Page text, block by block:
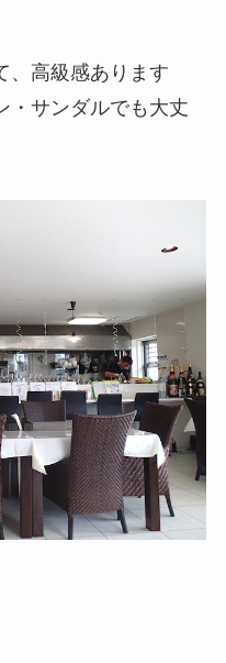
、高級感あります
・サンダルでも大丈